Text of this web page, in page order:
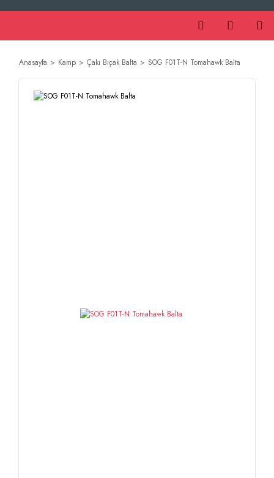
Anasayfa Kamp Çakı Bıçak Balta SOG F01T-N Tomahawk Balta